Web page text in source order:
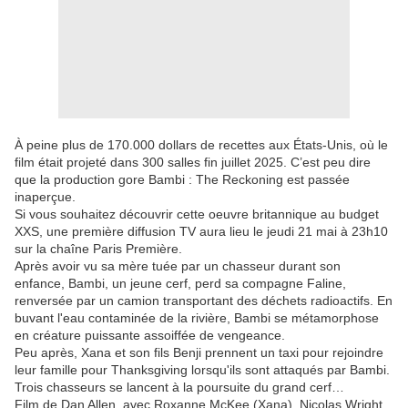
À peine plus de 170.000 dollars de recettes aux États-Unis, où le
film était projeté dans 300 salles fin juillet 2025. C’est peu dire
que la production gore Bambi : The Reckoning est passée
inaperçue.
Si vous souhaitez découvrir cette oeuvre britannique au budget
XXS, une première diffusion TV aura lieu le jeudi 21 mai à 23h10
sur la chaîne Paris Première.
Après avoir vu sa mère tuée par un chasseur durant son
enfance, Bambi, un jeune cerf, perd sa compagne Faline,
renversée par un camion transportant des déchets radioactifs. En
buvant l'eau contaminée de la rivière, Bambi se métamorphose
en créature puissante assoiffée de vengeance.
Peu après, Xana et son fils Benji prennent un taxi pour rejoindre
leur famille pour Thanksgiving lorsqu'ils sont attaqués par Bambi.
Trois chasseurs se lancent à la poursuite du grand cerf…
Film de Dan Allen, avec Roxanne McKee (Xana), Nicolas Wright